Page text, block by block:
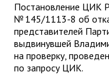
Постановление ЦИК
№ 145/1113-8 об
представителей
выдвинувшей
на проверку,
по запросу ЦИК.